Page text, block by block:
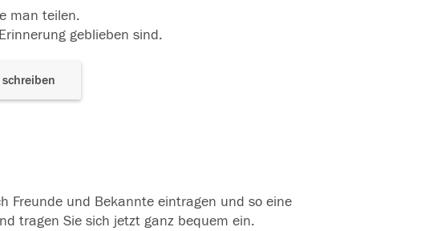
man teilen.
geblieben sind.
Freunde und Bekannte eintragen und so eine
tragen Sie sich jetzt ganz bequem ein.